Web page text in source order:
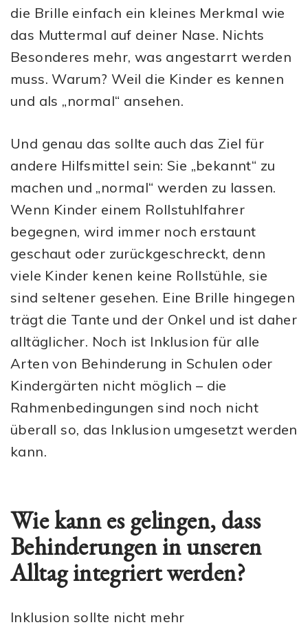
die Brille einfach ein kleines Merkmal wie
das Muttermal auf deiner Nase. Nichts
Besonderes mehr, was angestarrt werden
muss. Warum? Weil die Kinder es kennen
und als „normal“ ansehen.
Und genau das sollte auch das Ziel für
andere Hilfsmittel sein: Sie „bekannt“ zu
machen und „normal“ werden zu lassen.
Wenn Kinder einem Rollstuhlfahrer
begegnen, wird immer noch erstaunt
geschaut oder zurückgeschreckt, denn
viele Kinder kenen keine Rollstühle, sie
sind seltener gesehen. Eine Brille hingegen
trägt die Tante und der Onkel und ist daher
alltäglicher. Noch ist Inklusion für alle
Arten von Behinderung in Schulen oder
Kindergärten nicht möglich – die
Rahmenbedingungen sind noch nicht
überall so, das Inklusion umgesetzt werden
kann.
Wie kann es gelingen, dass
Behinderungen in unseren
Alltag integriert werden?
Inklusion sollte nicht mehr